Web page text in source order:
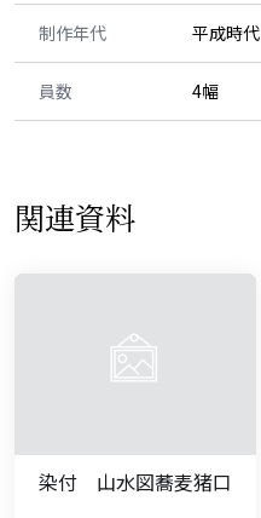
制作年代 平成時代
員数 4幅
関連資料
染付 山水図蕎麦猪口